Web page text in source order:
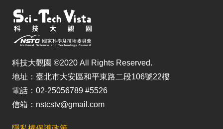
科技大觀園 ©2020 All Rights Reserved.
地址：臺北市大安區和平東路二段106號22樓
電話：02-25056789 #5526
信箱：nstcstv@gmail.com